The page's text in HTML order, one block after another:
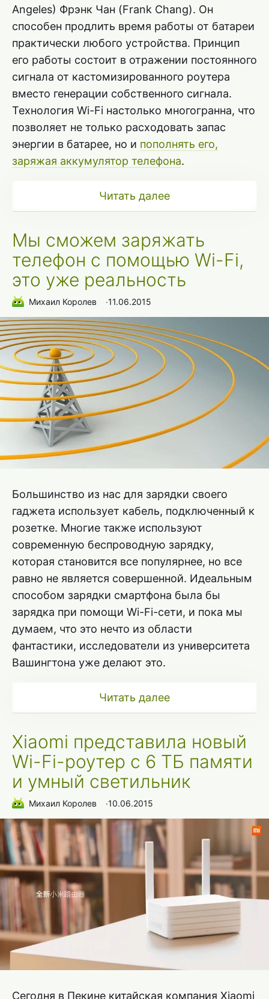
Angeles) Фрэнк Чан (Frank Chang). Он
способен продлить время работы от батареи
практически любого устройства. Принцип
его работы состоит в отражении постоянного
сигнала от кастомизированного роутера
вместо генерации собственного сигнала.
Технология Wi-Fi настолько многогранна, что
позволяет не только расходовать запас
энергии в батарее, но и пополнять его,
заряжая аккумулятор телефона.
Читать далее
Мы сможем заряжать
телефон с помощью Wi-Fi,
это уже реальность
Михаил Королев ∙11.06.2015
Большинство из нас для зарядки своего
гаджета использует кабель, подключенный к
розетке. Многие также используют
современную беспроводную зарядку,
которая становится все популярнее, но все
равно не является совершенной. Идеальным
способом зарядки смартфона была бы
зарядка при помощи Wi-Fi-сети, и пока мы
думаем, что это нечто из области
фантастики, исследователи из университета
Вашингтона уже делают это.
Читать далее
Xiaomi представила новый
Wi-Fi-роутер с 6 ТБ памяти
и умный светильник
Михаил Королев ∙10.06.2015
Сегодня в Пекине китайская компания Xiaomi